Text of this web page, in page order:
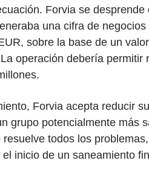
Forvia se desprende
una cifra de
sobre la base de un
operación debería permitir
Forvia acepta reducir
grupo potencialmente más
todos los
inicio de un saneamiento